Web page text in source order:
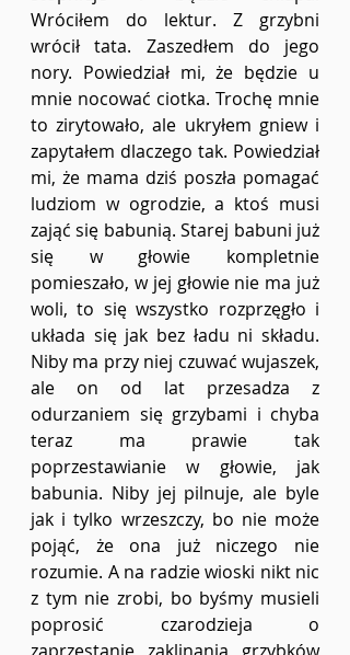
Wróciłem do lektur. Z grzybni
wrócił tata. Zaszedłem do jego
nory. Powiedział mi, że będzie u
mnie nocować ciotka. Trochę mnie
to zirytowało, ale ukryłem gniew i
zapytałem dlaczego tak. Powiedział
mi, że mama dziś poszła pomagać
ludziom w ogrodzie, a ktoś musi
zająć się babunią. Starej babuni już
się w głowie kompletnie
pomieszało, w jej głowie nie ma już
woli, to się wszystko rozprzęgło i
układa się jak bez ładu ni składu.
Niby ma przy niej czuwać wujaszek,
ale on od lat przesadza z
odurzaniem się grzybami i chyba
teraz ma prawie tak
poprzestawianie w głowie, jak
babunia. Niby jej pilnuje, ale byle
jak i tylko wrzeszczy, bo nie może
pojąć, że ona już niczego nie
rozumie. A na radzie wioski nikt nic
z tym nie zrobi, bo byśmy musieli
poprosić czarodzieja o